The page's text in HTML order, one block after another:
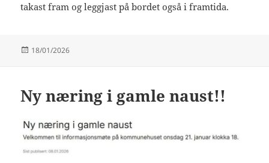
takast fram og leggjast på bordet også i framtida.
Publisert
18/01/2026
Ny næring i gamle naust!!